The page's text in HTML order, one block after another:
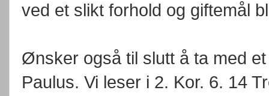
ved et slikt forhold og giftemål
Ønsker også til slutt å ta med
Paulus. Vi leser i 2. Kor. 6. 14